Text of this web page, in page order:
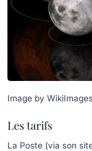
Image by
Les tarifs
La Poste (via son